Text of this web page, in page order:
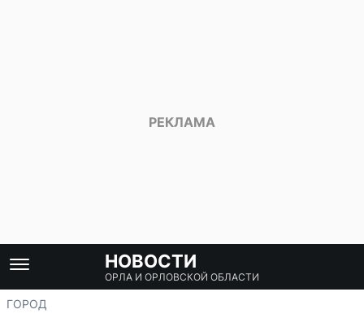
НОВОСТИ
ОРЛА И ОРЛОВСКОЙ ОБЛАСТИ
ГОРОД